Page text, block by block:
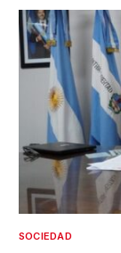
SOCIEDAD